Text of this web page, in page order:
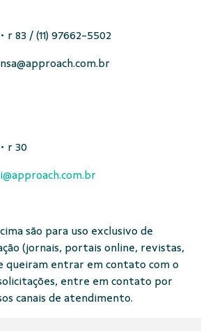
r 83 / (11) 97662-5502
r 30
são para uso exclusivo de
(jornais, portais online, revistas,
queiram entrar em contato com o
entre em contato por
canais de atendimento.